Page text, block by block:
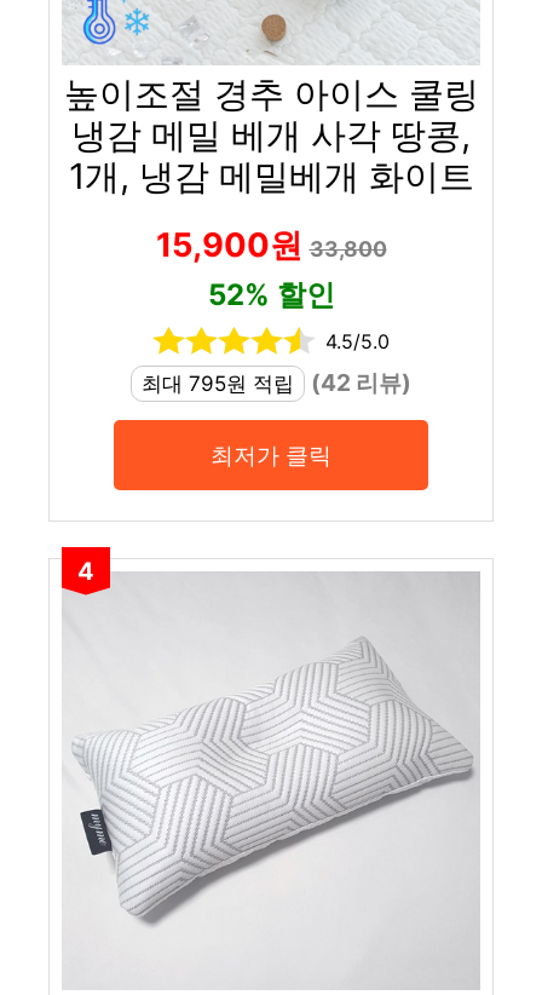
높이조절 경추 아이스 쿨링
냉감 메밀 베개 사각 땅콩,
1개, 냉감 메밀베개 화이트
15,900원33,800
52% 할인
4.5/5.0
최대 795원 적립
(42 리뷰)
최저가 클릭
4